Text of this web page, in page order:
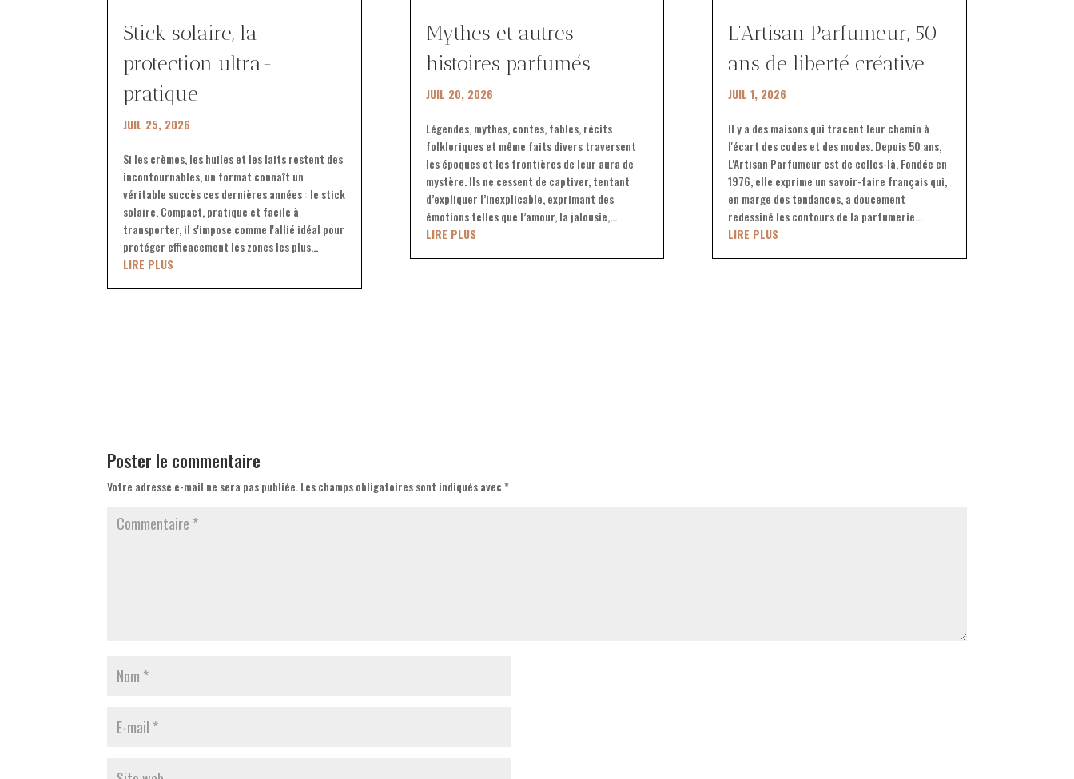
Stick solaire, la
protection ultra-
pratique
JUIL 25, 2026
Si les crèmes, les huiles et les laits restent des
incontournables, un format connaît un
véritable succès ces dernières années : le stick
solaire. Compact, pratique et facile à
transporter, il s'impose comme l'allié idéal pour
protéger efficacement les zones les plus...
LIRE PLUS
Mythes et autres
histoires parfumés
JUIL 20, 2026
Légendes, mythes, contes, fables, récits
folkloriques et même faits divers traversent
les époques et les frontières de leur aura de
mystère. Ils ne cessent de captiver, tentant
d’expliquer l’inexplicable, exprimant des
émotions telles que l’amour, la jalousie,...
LIRE PLUS
L’Artisan Parfumeur, 50
ans de liberté créative
JUIL 1, 2026
Il y a des maisons qui tracent leur chemin à
l'écart des codes et des modes. Depuis 50 ans,
L'Artisan Parfumeur est de celles-là. Fondée en
1976, elle exprime un savoir-faire français qui,
en marge des tendances, a doucement
redessiné les contours de la parfumerie...
LIRE PLUS
Poster le commentaire
Votre adresse e-mail ne sera pas publiée.Les champs obligatoires sont indiqués avec*